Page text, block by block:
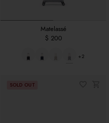
Matelassé
$ 200
+2